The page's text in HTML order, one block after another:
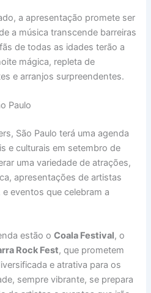
a apresentação promete ser
a música transcende barreiras
de todas as idades terão a
mágica, repleta de
e arranjos surpreendentes.
Paulo
São Paulo terá uma agenda
e culturais em setembro de
uma variedade de atrações,
apresentações de artistas
eventos que celebram a
estão oCoala Festival, o
Rock Fest, que prometem
e atrativa para os
sempre vibrante, se prepara